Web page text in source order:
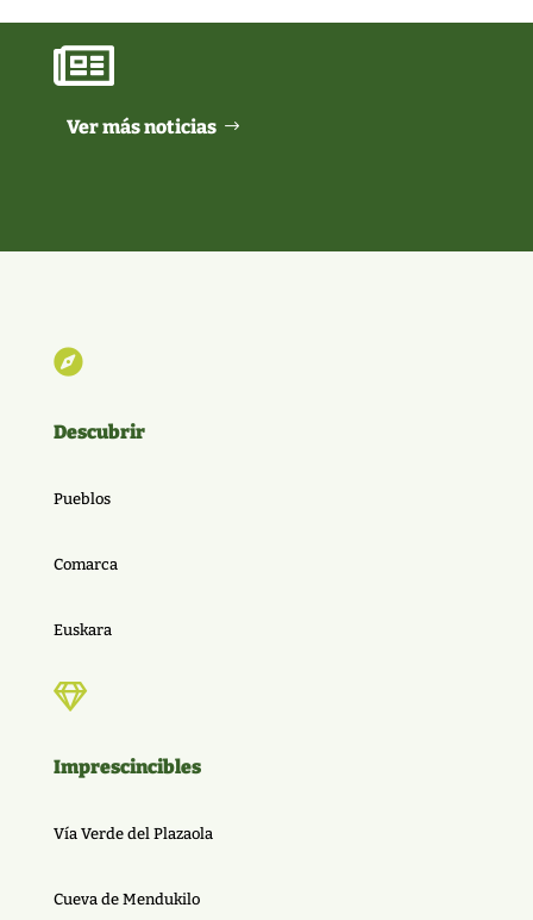

Ver más noticias

Descubrir
Pueblos
Comarca
Euskara

Imprescincibles
Vía Verde del Plazaola
Cueva de Mendukilo